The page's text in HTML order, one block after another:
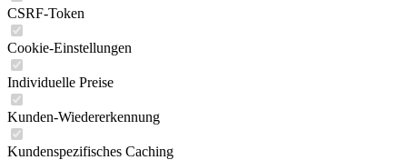
CSRF-Token
Cookie-Einstellungen
Individuelle Preise
Kunden-Wiedererkennung
Kundenspezifisches Caching